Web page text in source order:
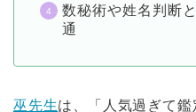
数秘術や姓名判断
通
巫先生は、「人気過ぎて鑑